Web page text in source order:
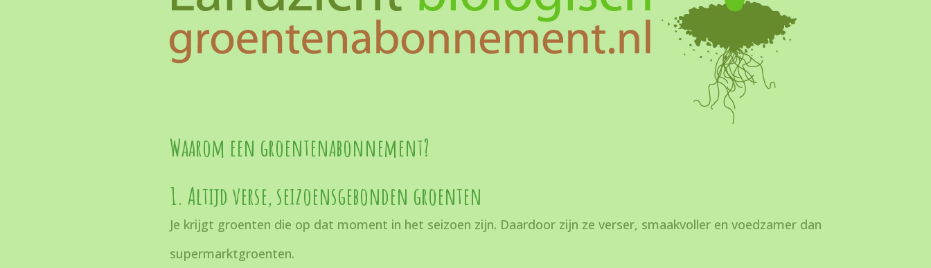
Waarom een groentenabonnement?
1. Altijd verse, seizoensgebonden groenten
Je krijgt groenten die op dat moment in het seizoen zijn. Daardoor zijn ze verser, smaakvoller en voedzamer dan
supermarktgroenten.